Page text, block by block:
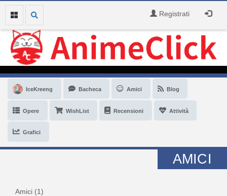
Registrati
IceKreeng Bacheca Amici Blog
Opere WishList Recensioni Attività
Grafici
AMICI
Amici (1)